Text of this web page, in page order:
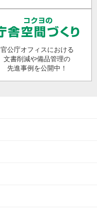
官公庁オフィスにおける
文書削減や備品管理の
先進事例を公開中！